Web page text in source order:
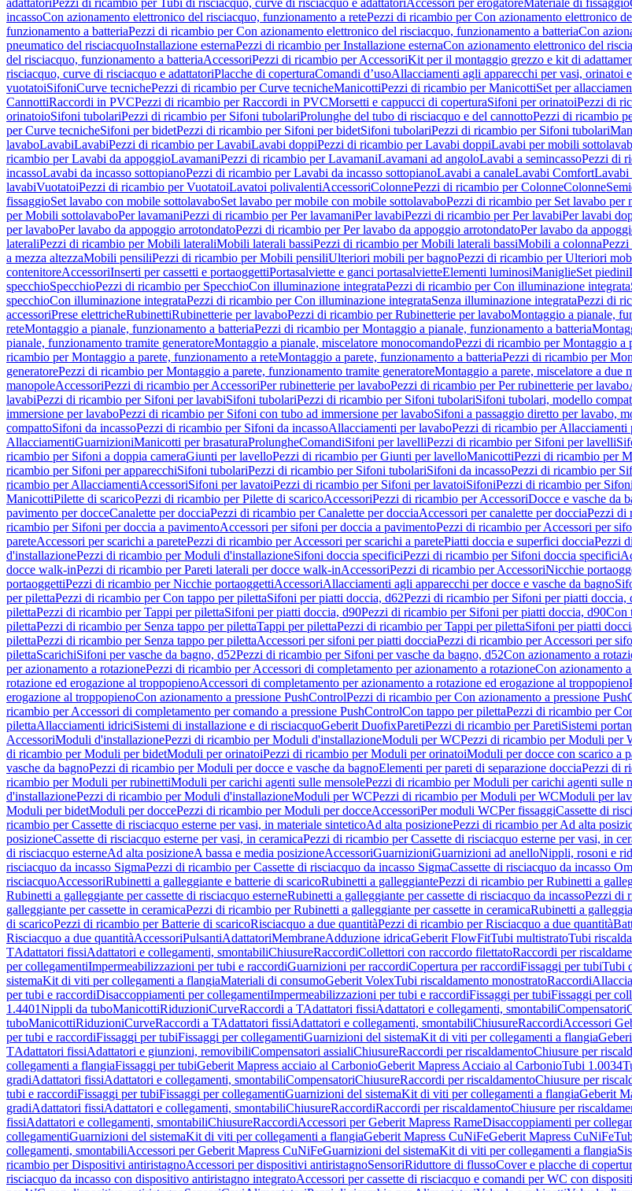
adattatoriPezzi di ricambio per Tubi di risciacquo, curve di risciacquo e adattatoriAccessori per erogatoreMateriale di fissaggio
incassoCon azionamento elettronico del risciacquo, funzionamento a retePezzi di ricambio per Con azionamento elettronico
funzionamento a batteriaPezzi di ricambio per Con azionamento elettronico del risciacquo, funzionamento a batteriaCon
pneumatico del risciacquoInstallazione esternaPezzi di ricambio per Installazione esternaCon azionamento elettronico del
del risciacquo, funzionamento a batteriaAccessoriPezzi di ricambio per AccessoriKit per il montaggio grezzo e kit di
risciacquo, curve di risciacquo e adattatoriPlacche di coperturaComandi d’usoAllacciamenti agli apparecchi per vasi, orinatoi
vuotatoiSifoniCurve tecnichePezzi di ricambio per Curve tecnicheManicottiPezzi di ricambio per ManicottiSet per
CannottiRaccordi in PVCPezzi di ricambio per Raccordi in PVCMorsetti e cappucci di coperturaSifoni per orinatoiPezzi di
orinatoioSifoni tubolariPezzi di ricambio per Sifoni tubolariProlunghe del tubo di risciacquo e del cannottoPezzi di ricambio
per Curve tecnicheSifoni per bidetPezzi di ricambio per Sifoni per bidetSifoni tubolariPezzi di ricambio per Sifoni tubolari
lavaboLavabiLavabiPezzi di ricambio per LavabiLavabi doppiPezzi di ricambio per Lavabi doppiLavabi per mobili
ricambio per Lavabi da appoggioLavamaniPezzi di ricambio per LavamaniLavamani ad angoloLavabi a semincassoPezzi di
incassoLavabi da incasso sottopianoPezzi di ricambio per Lavabi da incasso sottopianoLavabi a canaleLavabi ComfortLavabi
lavabiVuotatoiPezzi di ricambio per VuotatoiLavatoi polivalentiAccessoriColonnePezzi di ricambio per ColonneColonne
fissaggioSet lavabo con mobile sottolavaboSet lavabo per mobile con mobile sottolavaboPezzi di ricambio per Set lavabo per
per Mobili sottolavaboPer lavamaniPezzi di ricambio per Per lavamaniPer lavabiPezzi di ricambio per Per lavabiPer lavabi
per lavaboPer lavabo da appoggio arrotondatoPezzi di ricambio per Per lavabo da appoggio arrotondatoPer lavabo da
lateraliPezzi di ricambio per Mobili lateraliMobili laterali bassiPezzi di ricambio per Mobili laterali bassiMobili a colonna
a mezza altezzaMobili pensiliPezzi di ricambio per Mobili pensiliUlteriori mobili per bagnoPezzi di ricambio per Ulteriori
contenitoreAccessoriInserti per cassetti e portaoggettiPortasalviette e ganci portasalvietteElementi luminosiManiglieSet piedini
specchioSpecchioPezzi di ricambio per SpecchioCon illuminazione integrataPezzi di ricambio per Con illuminazione integrata
specchioCon illuminazione integrataPezzi di ricambio per Con illuminazione integrataSenza illuminazione integrataPezzi di
accessoriPrese elettricheRubinettiRubinetterie per lavaboPezzi di ricambio per Rubinetterie per lavaboMontaggio a pianale,
reteMontaggio a pianale, funzionamento a batteriaPezzi di ricambio per Montaggio a pianale, funzionamento a batteria
pianale, funzionamento tramite generatoreMontaggio a pianale, miscelatore monocomandoPezzi di ricambio per Montaggio a
ricambio per Montaggio a parete, funzionamento a reteMontaggio a parete, funzionamento a batteriaPezzi di ricambio per
generatorePezzi di ricambio per Montaggio a parete, funzionamento tramite generatoreMontaggio a parete, miscelatore a due
manopoleAccessoriPezzi di ricambio per AccessoriPer rubinetterie per lavaboPezzi di ricambio per Per rubinetterie per lavabo
lavabiPezzi di ricambio per Sifoni per lavabiSifoni tubolariPezzi di ricambio per Sifoni tubolariSifoni tubolari, modello
immersione per lavaboPezzi di ricambio per Sifoni con tubo ad immersione per lavaboSifoni a passaggio diretto per lavabo,
compattoSifoni da incassoPezzi di ricambio per Sifoni da incassoAllacciamenti per lavaboPezzi di ricambio per Allacciamenti
AllacciamentiGuarnizioniManicotti per brasaturaProlungheComandiSifoni per lavelliPezzi di ricambio per Sifoni per lavelli
ricambio per Sifoni a doppia cameraGiunti per lavelloPezzi di ricambio per Giunti per lavelloManicottiPezzi di ricambio per
ricambio per Sifoni per apparecchiSifoni tubolariPezzi di ricambio per Sifoni tubolariSifoni da incassoPezzi di ricambio per
ricambio per AllacciamentiAccessoriSifoni per lavatoiPezzi di ricambio per Sifoni per lavatoiSifoniPezzi di ricambio per Sifoni
ManicottiPilette di scaricoPezzi di ricambio per Pilette di scaricoAccessoriPezzi di ricambio per AccessoriDocce e vasche da
pavimento per docceCanalette per docciaPezzi di ricambio per Canalette per docciaAccessori per canalette per docciaPezzi di
ricambio per Sifoni per doccia a pavimentoAccessori per sifoni per doccia a pavimentoPezzi di ricambio per Accessori per
pareteAccessori per scarichi a paretePezzi di ricambio per Accessori per scarichi a paretePiatti doccia e superfici docciaPezzi
d'installazionePezzi di ricambio per Moduli d'installazioneSifoni doccia specificiPezzi di ricambio per Sifoni doccia specifici
docce walk-inPezzi di ricambio per Pareti laterali per docce walk-inAccessoriPezzi di ricambio per AccessoriNicchie
portaoggettiPezzi di ricambio per Nicchie portaoggettiAccessoriAllacciamenti agli apparecchi per docce e vasche da bagno
per pilettaPezzi di ricambio per Con tappo per pilettaSifoni per piatti doccia, d62Pezzi di ricambio per Sifoni per piatti doccia,
pilettaPezzi di ricambio per Tappi per pilettaSifoni per piatti doccia, d90Pezzi di ricambio per Sifoni per piatti doccia, d90Con
pilettaPezzi di ricambio per Senza tappo per pilettaTappi per pilettaPezzi di ricambio per Tappi per pilettaSifoni per piatti
pilettaPezzi di ricambio per Senza tappo per pilettaAccessori per sifoni per piatti docciaPezzi di ricambio per Accessori per
pilettaScarichiSifoni per vasche da bagno, d52Pezzi di ricambio per Sifoni per vasche da bagno, d52Con azionamento a
per azionamento a rotazionePezzi di ricambio per Accessori di completamento per azionamento a rotazioneCon azionamento
rotazione ed erogazione al troppopienoAccessori di completamento per azionamento a rotazione ed erogazione al troppopieno
erogazione al troppopienoCon azionamento a pressione PushControlPezzi di ricambio per Con azionamento a pressione
ricambio per Accessori di completamento per comando a pressione PushControlCon tappo per pilettaPezzi di ricambio per
pilettaAllacciamenti idriciSistemi di installazione e di risciacquoGeberit DuofixParetiPezzi di ricambio per ParetiSistemi
AccessoriModuli d'installazionePezzi di ricambio per Moduli d'installazioneModuli per WCPezzi di ricambio per Moduli per
di ricambio per Moduli per bidetModuli per orinatoiPezzi di ricambio per Moduli per orinatoiModuli per docce con scarico a
vasche da bagnoPezzi di ricambio per Moduli per docce e vasche da bagnoElementi per pareti di separazione docciaPezzi di
ricambio per Moduli per rubinettiModuli per carichi agenti sulle mensolePezzi di ricambio per Moduli per carichi agenti sulle
d'installazionePezzi di ricambio per Moduli d'installazioneModuli per WCPezzi di ricambio per Moduli per WCModuli per
Moduli per bidetModuli per doccePezzi di ricambio per Moduli per docceAccessoriPer moduli WCPer fissaggiCassette di
ricambio per Cassette di risciacquo esterne per vasi, in materiale sinteticoAd alta posizionePezzi di ricambio per Ad alta
posizioneCassette di risciacquo esterne per vasi, in ceramicaPezzi di ricambio per Cassette di risciacquo esterne per vasi, in
di risciacquo esterneAd alta posizioneA bassa e media posizioneAccessoriGuarnizioniGuarnizioni ad anelloNippli, rosoni e
risciacquo da incasso SigmaPezzi di ricambio per Cassette di risciacquo da incasso SigmaCassette di risciacquo da incasso
risciacquoAccessoriRubinetti a galleggiante e batterie di scaricoRubinetti a galleggiantePezzi di ricambio per Rubinetti a
Rubinetti a galleggiante per cassette di risciacquo esterneRubinetti a galleggiante per cassette di risciacquo da incassoPezzi di
galleggiante per cassette in ceramicaPezzi di ricambio per Rubinetti a galleggiante per cassette in ceramicaRubinetti a
di scaricoPezzi di ricambio per Batterie di scaricoRisciacquo a due quantitàPezzi di ricambio per Risciacquo a due quantità
Risciacquo a due quantitàAccessoriPulsantiAdattatoriMembraneAdduzione idricaGeberit FlowFitTubi multistratoTubi
TAdattatori fissiAdattatori e collegamenti, smontabiliChiusureRaccordiCollettori con raccordo filettatoRaccordi per
per collegamentiImpermeabilizzazioni per tubi e raccordiGuarnizioni per raccordiCopertura per raccordiFissaggi per tubiTubi
sistemaKit di viti per collegamenti a flangiaMateriali di consumoGeberit VolexTubi riscaldamento monostratoRaccordi
per tubi e raccordiDisaccoppiamenti per collegamentiImpermeabilizzazioni per tubi e raccordiFissaggi per tubiFissaggi per
1.4401Nippli da tuboManicottiRiduzioniCurveRaccordi a TAdattatori fissiAdattatori e collegamenti, smontabiliCompensatori
tuboManicottiRiduzioniCurveRaccordi a TAdattatori fissiAdattatori e collegamenti, smontabiliChiusureRaccordiAccessori
per tubi e raccordiFissaggi per tubiFissaggi per collegamentiGuarnizioni del sistemaKit di viti per collegamenti a flangia
TAdattatori fissiAdattatori e giunzioni, removibiliCompensatori assialiChiusureRaccordi per riscaldamentoChiusure per
collegamenti a flangiaFissaggi per tubiGeberit Mapress acciaio al CarbonioGeberit Mapress Acciaio al CarbonioTubi 1.0034
gradiAdattatori fissiAdattatori e collegamenti, smontabiliCompensatoriChiusureRaccordi per riscaldamentoChiusure per
tubi e raccordiFissaggi per tubiFissaggi per collegamentiGuarnizioni del sistemaKit di viti per collegamenti a flangiaGeberit
gradiAdattatori fissiAdattatori e collegamenti, smontabiliChiusureRaccordiRaccordi per riscaldamentoChiusure per
fissiAdattatori e collegamenti, smontabiliChiusureRaccordiAccessori per Geberit Mapress RameDisaccoppiamenti per
collegamentiGuarnizioni del sistemaKit di viti per collegamenti a flangiaGeberit Mapress CuNiFeGeberit Mapress CuNiFe
collegamenti, smontabiliAccessori per Geberit Mapress CuNiFeGuarnizioni del sistemaKit di viti per collegamenti a flangia
ricambio per Dispositivi antiristagnoAccessori per dispositivi antiristagnoSensoriRiduttore di flussoCover e placche di
risciacquo da incasso con dispositivo antiristagno integratoAccessori per cassette di risciacquo e comandi per WC con